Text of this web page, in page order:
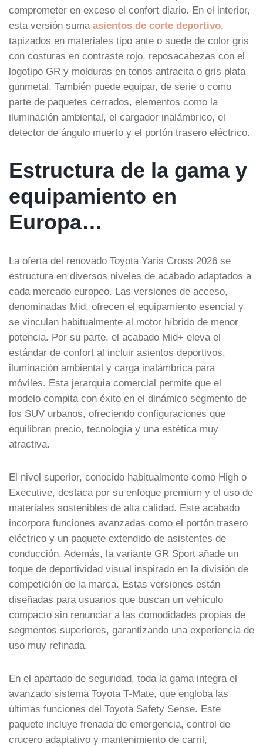
comprometer en exceso el confort diario. En el interior,
esta versión suma asientos de corte deportivo,
tapizados en materiales tipo ante o suede de color gris
con costuras en contraste rojo, reposacabezas con el
logotipo GR y molduras en tonos antracita o gris plata
gunmetal. También puede equipar, de serie o como
parte de paquetes cerrados, elementos como la
iluminación ambiental, el cargador inalámbrico, el
detector de ángulo muerto y el portón trasero eléctrico.
Estructura de la gama y
equipamiento en
Europa…
La oferta del renovado Toyota Yaris Cross 2026 se
estructura en diversos niveles de acabado adaptados a
cada mercado europeo. Las versiones de acceso,
denominadas Mid, ofrecen el equipamiento esencial y
se vinculan habitualmente al motor híbrido de menor
potencia. Por su parte, el acabado Mid+ eleva el
estándar de confort al incluir asientos deportivos,
iluminación ambiental y carga inalámbrica para
móviles. Esta jerarquía comercial permite que el
modelo compita con éxito en el dinámico segmento de
los SUV urbanos, ofreciendo configuraciones que
equilibran precio, tecnología y una estética muy
atractiva.
El nivel superior, conocido habitualmente como High o
Executive, destaca por su enfoque premium y el uso de
materiales sostenibles de alta calidad. Este acabado
incorpora funciones avanzadas como el portón trasero
eléctrico y un paquete extendido de asistentes de
conducción. Además, la variante GR Sport añade un
toque de deportividad visual inspirado en la división de
competición de la marca. Estas versiones están
diseñadas para usuarios que buscan un vehículo
compacto sin renunciar a las comodidades propias de
segmentos superiores, garantizando una experiencia de
uso muy refinada.
En el apartado de seguridad, toda la gama integra el
avanzado sistema Toyota T-Mate, que engloba las
últimas funciones del Toyota Safety Sense. Este
paquete incluye frenada de emergencia, control de
crucero adaptativo y mantenimiento de carril,